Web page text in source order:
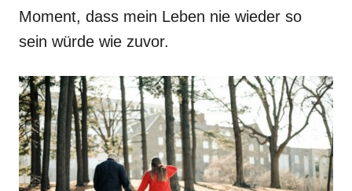
Moment, dass mein Leben nie wieder so
sein würde wie zuvor.